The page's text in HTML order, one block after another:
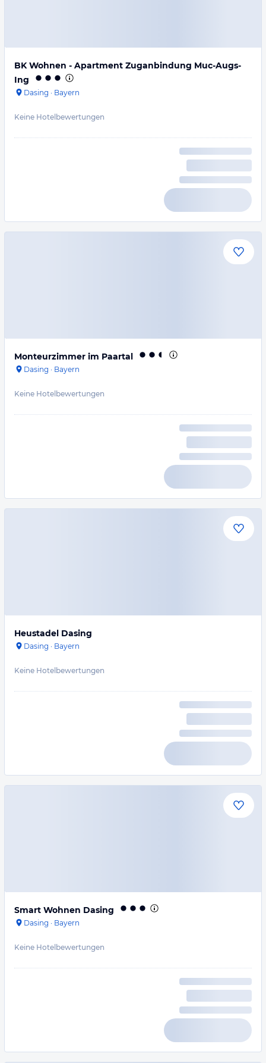
BK Wohnen - Apartment Zuganbindung Muc-Augs-
Ing
Dasing · Bayern
Keine Hotelbewertungen
Monteurzimmer im Paartal
Dasing · Bayern
Keine Hotelbewertungen
Heustadel Dasing
Dasing · Bayern
Keine Hotelbewertungen
Smart Wohnen Dasing
Dasing · Bayern
Keine Hotelbewertungen